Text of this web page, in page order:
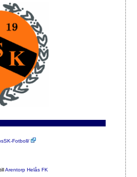
Fotboll/
tillArentorp Helås FK